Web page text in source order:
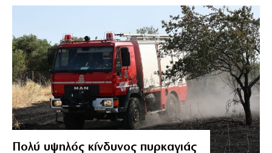
Πολύ υψηλός κίνδυνος πυρκαγιάς